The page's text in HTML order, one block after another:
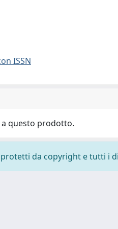
ISSN
questo prodotto.
da copyright e tutti i